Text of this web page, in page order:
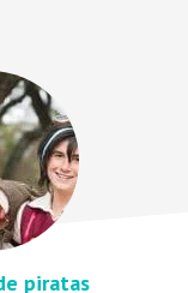
piratas